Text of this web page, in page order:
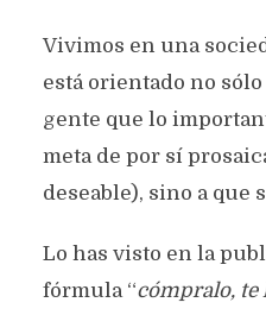
Vivimos en una
está orientado no
gente que lo
meta de por sí
deseable), sino a que
Lo has visto en la
fórmula “cómpralo, te